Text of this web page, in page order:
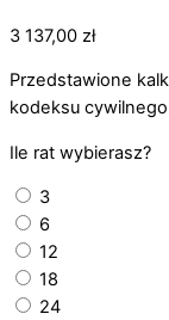
3 137,00 zł
Przedstawione
kodeksu
Ile rat wybierasz?
3
6
12
18
24